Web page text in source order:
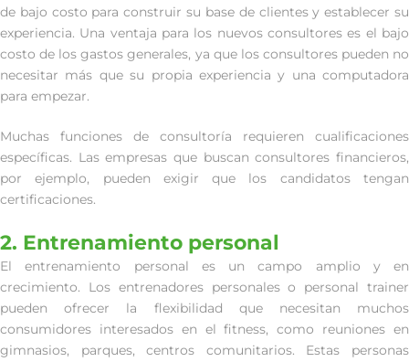
de bajo costo para construir su base de clientes y establecer su
experiencia. Una ventaja para los nuevos consultores es el bajo
costo de los gastos generales, ya que los consultores pueden no
necesitar más que su propia experiencia y una computadora
para empezar.
Muchas funciones de consultoría requieren cualificaciones
específicas. Las empresas que buscan consultores financieros,
por ejemplo, pueden exigir que los candidatos tengan
certificaciones.
2. Entrenamiento personal
El entrenamiento personal es un campo amplio y en
crecimiento. Los entrenadores personales o personal trainer
pueden ofrecer la flexibilidad que necesitan muchos
consumidores interesados en el fitness, como reuniones en
gimnasios, parques, centros comunitarios. Estas personas